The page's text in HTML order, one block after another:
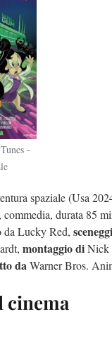
-
spaziale (Usa
commedia, durata 85
Lucky Red,
montaggio diNick
daWarner Bros.